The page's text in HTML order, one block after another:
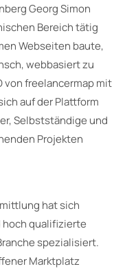
Georg Simon
Bereich tätig
Webseiten baute,
webbasiert zu
von freelancermap mit
auf der Plattform
Selbstständige und
Projekten
hat sich
hoch qualifizierte
spezialisiert.
Marktplatz